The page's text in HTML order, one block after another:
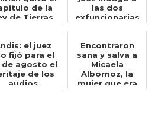
de la
de Tierras
las dos
exfuncionarias
el juez
fijó para el
de agosto el
de los
audios
Encontraron
sana y salva a
Micaela
Albornoz, la
mujer que era